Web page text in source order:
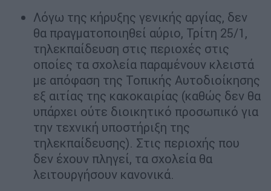
Λόγω της κήρυξης γενικής αργίας, δεν
θα πραγματοποιηθεί αύριο, Τρίτη 25/1,
τηλεκπαίδευση στις περιοχές στις
οποίες τα σχολεία παραμένουν κλειστά
με απόφαση της Τοπικής Αυτοδιοίκησης
εξ αιτίας της κακοκαιρίας (καθώς δεν θα
υπάρχει ούτε διοικητικό προσωπικό για
την τεχνική υποστήριξη της
τηλεκπαίδευσης). Στις περιοχής που
δεν έχουν πληγεί, τα σχολεία θα
λειτουργήσουν κανονικά.